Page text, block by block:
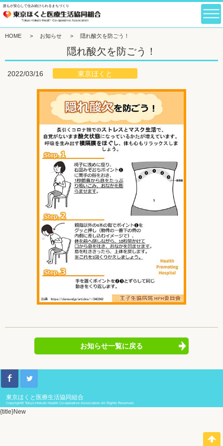
誰もが安心して住み続けられるまちづくり
HOME > お知らせ > 隠れ酸欠を防ごう！
隠れ酸欠を防ごう！
2022/03/16 東京ほくと
お知らせ一覧に戻る
東京ほくと医療生活協同組合
Copyright© Tokyo-Hokuto Health Co-operative Association All Rights Reserved.
{title}New